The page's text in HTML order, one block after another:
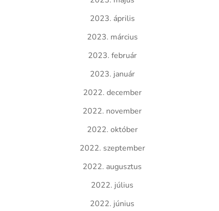
2023. április
2023. március
2023. február
2023. január
2022. december
2022. november
2022. október
2022. szeptember
2022. augusztus
2022. július
2022. június